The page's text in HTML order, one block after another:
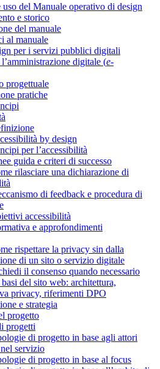
uso del Manuale operativo di design
e storico
del manuale
al manuale
per i servizi pubblici digitali
digitale (e-
progettuale
pratiche
by design
per l’accessibilità
guida e criteri di successo
rilasciare una dichiarazione di
di feedback e procedura di
accessibilità
e approfondimenti
rispettare la privacy sin dalla
di un sito o servizio digitale
il consenso quando necessario
del sito web: architettura,
privacy, riferimenti DPO
e strategia
progetto
progetti
di progetto in base agli attori
servizio
di progetto in base al focus